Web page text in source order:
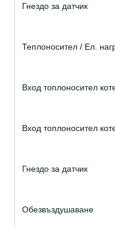
Гнездо за датчик
Теплоносител / Ел.
Вход топлоносител
Вход топлоносител
Гнездо за датчик
Обезвъздушаване